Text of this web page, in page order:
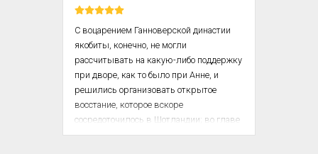
С воцарением Ганноверской династии
якобиты, конечно, не могли
рассчитывать на какую-либо поддержку
при дворе, как то было при Анне, и
решились организовать открытое
восстание, которое вскоре
сосредоточилось в Шотландии; во главе
его, как известно, встал потом